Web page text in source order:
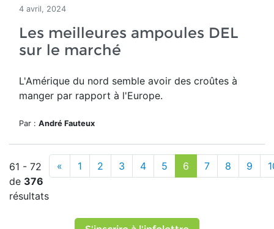
4 avril, 2024
Les meilleures ampoules DEL
sur le marché
L'Amérique du nord semble avoir des croûtes à
manger par rapport à l'Europe.
Par : André Fauteux
61 - 72
de 376
résultats
« 1 2 3 4 5 6 7 8 9